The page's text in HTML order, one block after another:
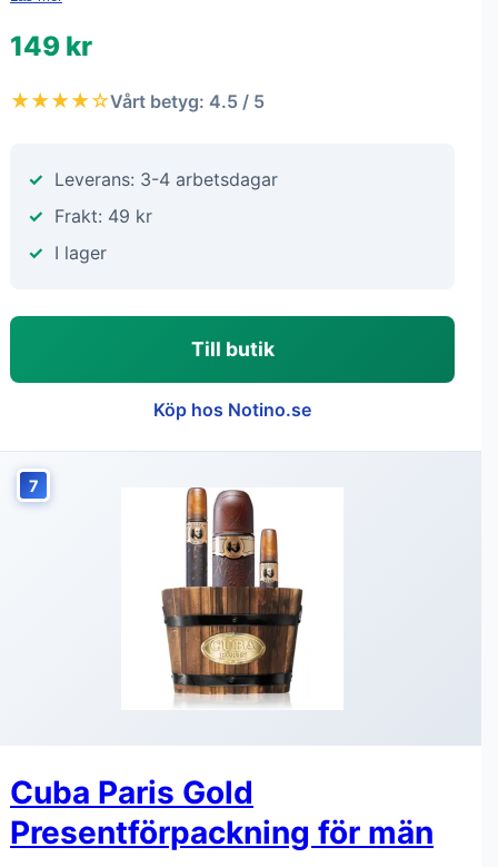
149 kr
★★★★☆Vårt betyg: 4.5 / 5
Leverans: 3-4 arbetsdagar
Frakt: 49 kr
I lager
Till butik
Köp hos Notino.se
7
Cuba Paris Gold
Presentförpackning för män